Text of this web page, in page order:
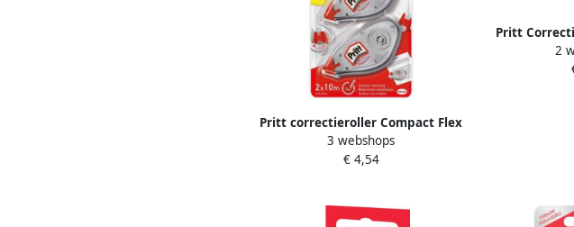
Pritt correctieroller Compact Flex
4 2 mm x 10 m blister met 2
stuks
3 webshops
€ 4,54
Pritt
flex
2